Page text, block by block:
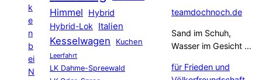
k
e
n
b
ei
N
Himmel
Hybrid
Hybrid-Lok Italien
Kesselwagen Kuchen
Leerfahrt
LK Dahme-Spreewald
teamdochnoch.de
Sand im Schuh,
Wasser im Gesicht …
für Frieden und